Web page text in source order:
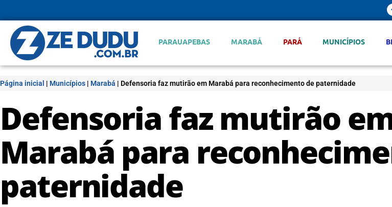
PARAUAPEBAS MARABÁ PARÁ MUNICÍPIOS
Página inicial | Municípios | Marabá | Defensoria faz mutirão em Marabá para reconhecimento de paternidade
Defensoria faz mutirão
Marabá para
paternidade